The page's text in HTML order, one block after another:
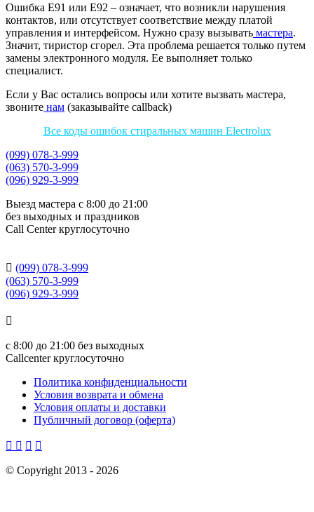
Ошибка Е91 или Е92 – означает, что возникли нарушения
контактов, или отсутствует соответствие между платой
управления и интерфейсом. Нужно сразу вызывать мастера.
Значит, тиристор сгорел. Эта проблема решается только путем
замены электронного модуля. Ее выполняет только
специалист.
Если у Вас остались вопросы или хотите вызвать мастера,
звоните нам (заказывайте callback)
Все коды ошибок стиральных машин Electrolux
(099) 078-3-999
(063) 570-3-999
(096) 929-3-999
Выезд мастера с 8:00 до 21:00
без выходных и праздников
Сall Сenter круглосуточно
 (099) 078-3-999
(063) 570-3-999
(096) 929-3-999

с 8:00 до 21:00 без выходных
Callcenter круглосуточно
Политика конфиденциальности
Условия возврата и обмена
Условия оплаты и доставки
Публичный договор (оферта)
   
© Copyright 2013 - 2026